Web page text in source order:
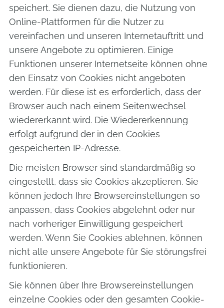
speichert. Sie dienen dazu, die Nutzung von
Online-Plattformen für die Nutzer zu
vereinfachen und unseren Internetauftritt und
unsere Angebote zu optimieren. Einige
Funktionen unserer Internetseite können ohne
den Einsatz von Cookies nicht angeboten
werden. Für diese ist es erforderlich, dass der
Browser auch nach einem Seitenwechsel
wiedererkannt wird. Die Wiedererkennung
erfolgt aufgrund der in den Cookies
gespeicherten IP-Adresse.
Die meisten Browser sind standardmäßig so
eingestellt, dass sie Cookies akzeptieren. Sie
können jedoch Ihre Browsereinstellungen so
anpassen, dass Cookies abgelehnt oder nur
nach vorheriger Einwilligung gespeichert
werden. Wenn Sie Cookies ablehnen, können
nicht alle unsere Angebote für Sie störungsfrei
funktionieren.
Sie können über Ihre Browsereinstellungen
einzelne Cookies oder den gesamten Cookie-